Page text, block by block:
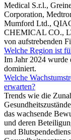
Medical S.r.l.,
Corporation,
Mumford Ltd.,
CHEMICAL CO.,
von aufstrebenden
Welche Region ist
Im Jahr 2024
dominiert.
Welche
erwarten?
Trends wie die
das wachsende
und deren
und